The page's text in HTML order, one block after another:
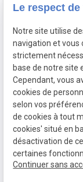
SIRET :
Plan du site
Le respect
Notre site utilise
navigation et vous
strictement
base de notre site
Cependant, vous
cookies de
selon vos
de cookies à tout
cookies' situé en
désactivation de
certaines
Continuer sans